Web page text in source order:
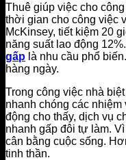
Thuê giúp việc cho
thời gian cho công việc
McKinsey, tiết kiệm 20
năng suất lao động
gấp là nhu cầu phổ
hàng ngày.
Trong công việc nhà
nhanh chóng các
động cho thấy, dịch vụ
nhanh gấp đôi tự làm. Vì
cân bằng cuộc sống.
tinh thần.